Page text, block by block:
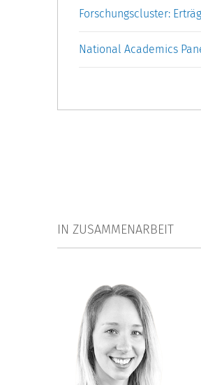
Forschungscluster:
National Academics
IN ZUSAMMENARBEIT